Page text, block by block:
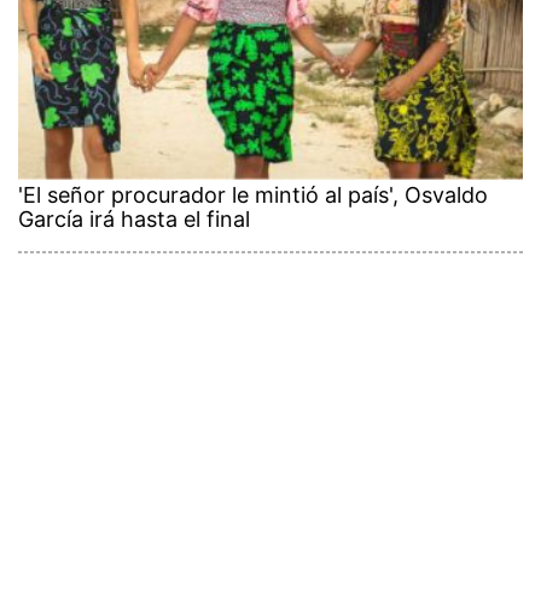
'El señor procurador le mintió al país', Osvaldo
García irá hasta el final